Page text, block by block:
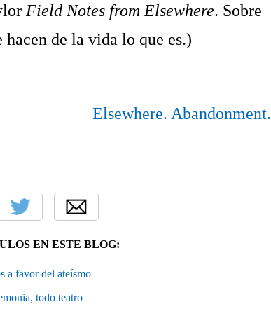
Field Notes from Elsewhere. Sobre
de la vida lo que es.)
Elsewhere. Abandonment.
EN ESTE BLOG:
a favor del ateísmo
todo teatro